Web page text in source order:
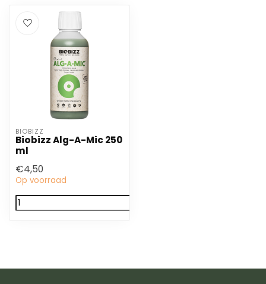
BIOBIZZ
Biobizz Alg-A-Mic 250
ml
€4,50
Op voorraad